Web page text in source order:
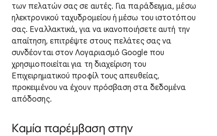
των πελατών σας σε αυτές. Για παράδειγμα, μέσω
ηλεκτρονικού ταχυδρομείου ή μέσω του ιστοτόπου
σας. Εναλλακτικά, για να ικανοποιήσετε αυτή την
απαίτηση, επιτρέψτε στους πελάτες σας να
συνδέονται στον Λογαριασμό Google που
χρησιμοποιείται για τη διαχείριση του
Επιχειρηματικού προφίλ τους απευθείας,
προκειμένου να έχουν πρόσβαση στα δεδομένα
απόδοσης.
Καμία παρέμβαση στην